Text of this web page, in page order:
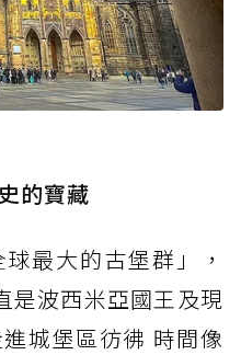
的寶藏
最大的古堡群」，
是波西米亞國王及現
城堡區彷彿 時間像